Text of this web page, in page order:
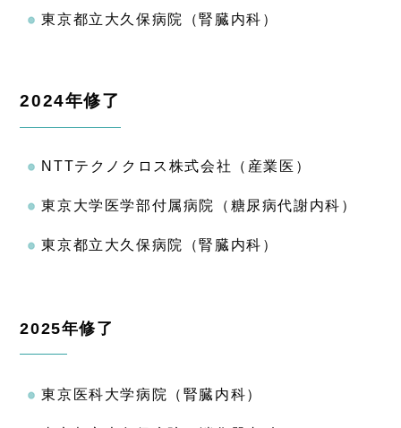
東京都立大久保病院（腎臓内科）
2024年修了
NTTテクノクロス株式会社（産業医）
東京大学医学部付属病院（糖尿病代謝内科）
東京都立大久保病院（腎臓内科）
2025年修了
東京医科大学病院（腎臓内科）